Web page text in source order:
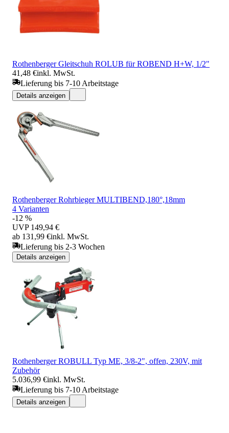
Rothenberger Gleitschuh ROLUB für ROBEND H+W, 1/2"
41,48 €inkl. MwSt.
Lieferung bis 7-10 Arbeitstage
Details anzeigen
Rothenberger Rohrbieger MULTIBEND,180°,18mm
4 Varianten
-12 %
UVP 149,94 €
ab 131,99 €inkl. MwSt.
Lieferung bis 2-3 Wochen
Details anzeigen
Rothenberger ROBULL Typ ME, 3/8-2", offen, 230V, mit
Zubehör
5.036,99 €inkl. MwSt.
Lieferung bis 7-10 Arbeitstage
Details anzeigen